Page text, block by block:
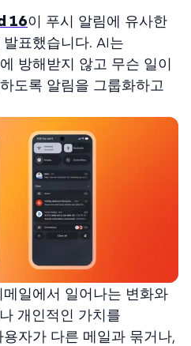
16이 푸시 알림에 유사한
표했습니다. AI는
방해받지 않고 무슨 일이
도록 알림을 그룹화하고
일에서 일어나는 변화와
개인적인 가치를
자가 다른 메일과 묶거나,